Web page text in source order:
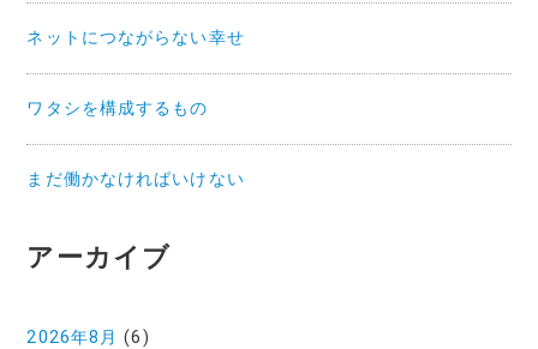
ネットにつながらない幸せ
ワタシを構成するもの
まだ働かなければいけない
アーカイブ
2026年8月 (6)